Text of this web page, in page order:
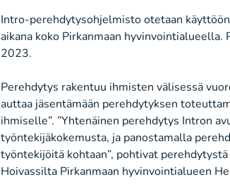
Intro-perehdytysohjelmisto otetaan
aikana koko Pirkanmaan
2023.
Perehdytys rakentuu ihmisten välisessä
auttaa jäsentämään perehdytyksen
ihmiselle”. ”Yhtenäinen perehdytys Intron
työntekijäkokemusta, ja panostamalla
työntekijöitä kohtaan”, pohtivat
Hoivassilta Pirkanmaan hyvinvointialueen